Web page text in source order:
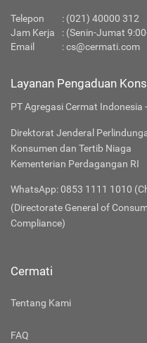
Telepon : (021) 40000 312
Jam Kerja
: (Senin-Jumat
Email
:cs@cermati.com
Layanan Pengaduan
PT Agregasi Cermat Indonesia
Direktorat Jenderal
Konsumen dan Tertib Niaga
Kementerian Perdagangan RI
WhatsApp: 0853 1111 1010
(Directorate General of
Compliance)
Cermati
Tentang Kami
FAQ